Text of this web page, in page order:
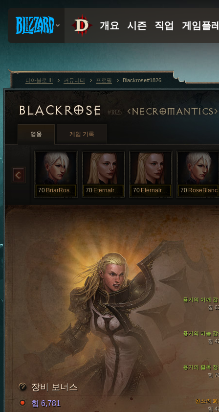
BLACKROSE #1826 NECROMANTICS
영웅 게임 기록
70 BriarRoses 70 Eternalrose 70 Eternalrose 70 RoseBlanc
용기의 미늘 갑
힘
용기의 팔목 장
힘
용기의 어깨 갑
힘
원소의 회
힘
장비 보너스
힘 6,781
디아블로 III 커뮤니티 프로필 Blackrose#1826